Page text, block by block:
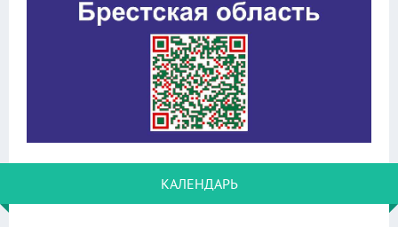
КАЛЕНДАРЬ